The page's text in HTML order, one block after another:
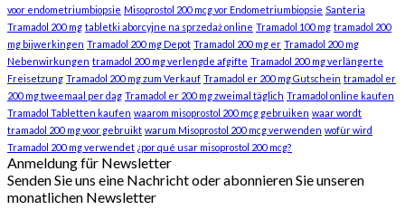
voor endometriumbiopsie Misoprostol 200 mcg vor Endometriumbiopsie Santeria
Tramadol 200 mg tabletki aborcyjne na sprzedaż online Tramadol 100 mg tramadol 200
mg bijwerkingen Tramadol 200 mg Depot Tramadol 200 mg er Tramadol 200 mg
Nebenwirkungen tramadol 200 mg verlengde afgifte Tramadol 200 mg verlängerte
Freisetzung Tramadol 200 mg zum Verkauf Tramadol er 200 mg Gutschein tramadol er
200 mg tweemaal per dag Tramadol er 200 mg zweimal täglich Tramadol online kaufen
Tramadol Tabletten kaufen waarom misoprostol 200 mcg gebruiken waar wordt
tramadol 200 mg voor gebruikt warum Misoprostol 200 mcg verwenden wofür wird
Tramadol 200 mg verwendet ¿por qué usar misoprostol 200 mcg?
Anmeldung für Newsletter
Senden Sie uns eine Nachricht oder abonnieren Sie unseren
monatlichen Newsletter